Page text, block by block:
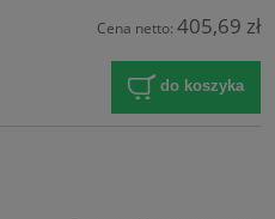
Cena netto: 405,69 zł
do koszyka